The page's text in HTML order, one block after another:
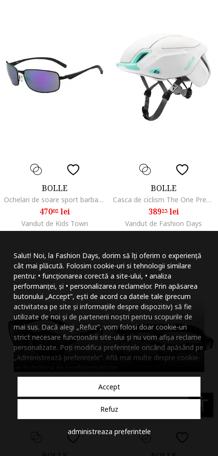
Salut! Noi, la Fashion Days, dorim să îți oferim o experiență
cât mai plăcută. Folosim cookie-uri si tehnologii similare
pentru: • funcționarea corectă a site-ului, • analiza
performanței, și • personalizarea reclamelor. Prin apăsarea
butonului „Accept”, ești de acord ca datele tale (precum
activitatea pe site și informațiile despre dispozitiv) să fie
utilizate de noi și de partenerii noștri pentru scopurile de
mai sus. Dacă alegi „Refuz”, vom folosi doar cookie-uri
strict necesare funcționării site-ului și nu vom afișa reclame
personalizate. Poți modifica preferințele oricând apăsând pe
„Administrează preferințele”. Află mai multe despre cookie-
Accept
Refuz
administreaza preferintele
BOLLE
Ochelari de soare sport barbati KEYWEST 11957 61mm
47002lei
Vandut de Kids Town
BOLLE
Casca de ciclism The One Premium, Alb
38923lei
Vandut de Fashion Days
accessibility
Micsoreaza
Mareste spatierea
Micsoreaza
Mareste inaltimea
Micsoreaza
Inverseaza culorile
Nuante de gri
Cursor mare
Subliniaza link-urile
Dezactiveaza